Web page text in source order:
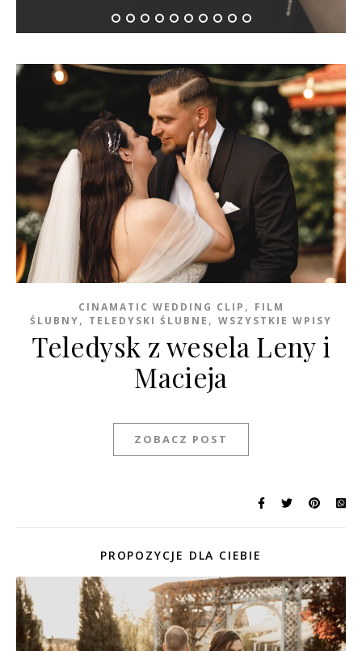
CINAMATIC WEDDING CLIP , FILM
ŚLUBNY, TELEDYSKI ŚLUBNE , WSZYSTKIE WPISY
Teledysk z wesela Leny i
Macieja
ZOBACZ POST
PROPOZYCJE DLA CIEBIE